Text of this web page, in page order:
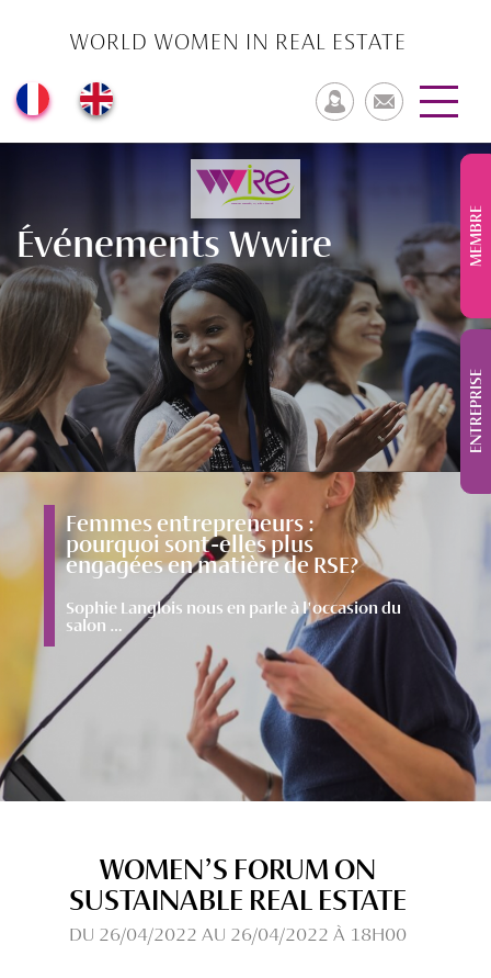
ENTREPRISE
MEMBRE
WORLD WOMEN IN REAL ESTATE
Événements Wwire
Femmes entrepreneurs :
pourquoi sont-elles plus
engagées en matière de RSE?
Sophie Langlois nous en parle à l'occasion du
salon …
WOMEN’S FORUM ON
SUSTAINABLE REAL ESTATE
DU 26/04/2022 AU 26/04/2022 À 18H00